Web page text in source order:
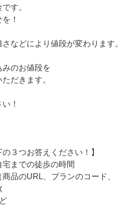
す。
！
などにより値段が変わります。
みのお値段を
だきます。
！
の３つお答えください！】
までの徒歩の時間
品のURL、プランのコード、